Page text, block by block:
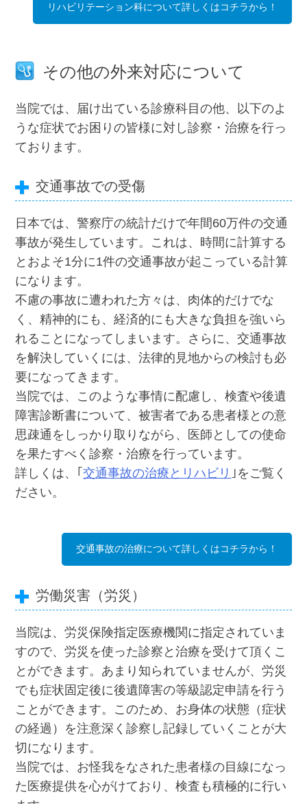
リハビリテーション科について詳しくはコチラから！
その他の外来対応について
当院では、届け出ている診療科目の他、以下のよ
うな症状でお困りの皆様に対し診察・治療を行っ
ております。
交通事故での受傷
日本では、警察庁の統計だけで年間60万件の交通
事故が発生しています。これは、時間に計算する
とおよそ1分に1件の交通事故が起こっている計算
になります。
不慮の事故に遭われた方々は、肉体的だけでな
く、精神的にも、経済的にも大きな負担を強いら
れることになってしまいます。さらに、交通事故
を解決していくには、法律的見地からの検討も必
要になってきます。
当院では、このような事情に配慮し、検査や後遺
障害診断書について、被害者である患者様との意
思疎通をしっかり取りながら、医師としての使命
を果たすべく診察・治療を行っています。
詳しくは、｢交通事故の治療とリハビリ ｣をご覧く
ださい。
交通事故の治療について詳しくはコチラから！
労働災害（労災）
当院は、労災保険指定医療機関に指定されていま
すので、労災を使った診察と治療を受けて頂くこ
とができます。あまり知られていませんが、労災
でも症状固定後に後遺障害の等級認定申請を行う
ことができます。このため、お身体の状態（症状
の経過）を注意深く診察し記録していくことが大
切になります。
当院では、お怪我をなされた患者様の目線になっ
た医療提供を心がけており、検査も積極的に行い